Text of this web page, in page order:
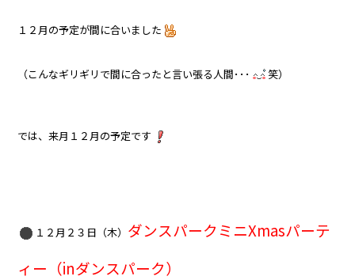
１２月の予定が間に合いました
（こんなギリギリで間に合ったと言い張る人間･･･ 笑）
では、来月１２月の予定です
１２月２３日（木） ダンスパークミニXmasパーテ
ィー（inダンスパーク）